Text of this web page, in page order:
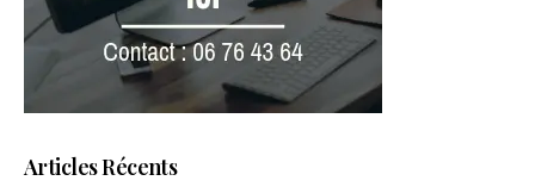
Articles Récents